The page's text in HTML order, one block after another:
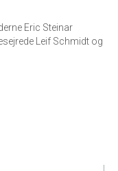
Eric Steinar
Leif Schmidt og